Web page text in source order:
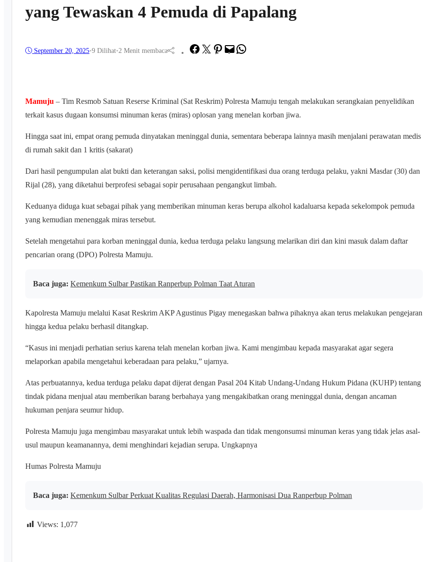
yang Tewaskan 4 Pemuda di Papalang
September 20, 2025•9Dilihat•2 Menit membaca Facebook
TwitterPinterest
Mail
Mamuju – Tim Resmob Satuan Reserse Kriminal (Sat Reskrim) Polresta Mamuju tengah melakukan serangkaian penyelidikan
terkait kasus dugaan konsumsi minuman keras (miras) oplosan yang menelan korban jiwa.
Hingga saat ini, empat orang pemuda dinyatakan meninggal dunia, sementara beberapa lainnya masih menjalani perawatan medis
di rumah sakit dan 1 kritis (sakarat)
Dari hasil pengumpulan alat bukti dan keterangan saksi, polisi mengidentifikasi dua orang terduga pelaku, yakni Masdar (30) dan
Rijal (28), yang diketahui berprofesi sebagai sopir perusahaan pengangkut limbah.
Keduanya diduga kuat sebagai pihak yang memberikan minuman keras berupa alkohol kadaluarsa kepada sekelompok pemuda
yang kemudian menenggak miras tersebut.
Setelah mengetahui para korban meninggal dunia, kedua terduga pelaku langsung melarikan diri dan kini masuk dalam daftar
pencarian orang (DPO) Polresta Mamuju.
Baca juga: Kemenkum Sulbar Pastikan Ranperbup Polman Taat Aturan
Kapolresta Mamuju melalui Kasat Reskrim AKP Agustinus Pigay menegaskan bahwa pihaknya akan terus melakukan pengejaran
hingga kedua pelaku berhasil ditangkap.
“Kasus ini menjadi perhatian serius karena telah menelan korban jiwa. Kami mengimbau kepada masyarakat agar segera
melaporkan apabila mengetahui keberadaan para pelaku,” ujarnya.
Atas perbuatannya, kedua terduga pelaku dapat dijerat dengan Pasal 204 Kitab Undang-Undang Hukum Pidana (KUHP) tentang
tindak pidana menjual atau memberikan barang berbahaya yang mengakibatkan orang meninggal dunia, dengan ancaman
hukuman penjara seumur hidup.
Polresta Mamuju juga mengimbau masyarakat untuk lebih waspada dan tidak mengonsumsi minuman keras yang tidak jelas asal-
usul maupun keamanannya, demi menghindari kejadian serupa. Ungkapnya
Humas Polresta Mamuju
Baca juga: Kemenkum Sulbar Perkuat Kualitas Regulasi Daerah, Harmonisasi Dua Ranperbup Polman
Views: 1,077